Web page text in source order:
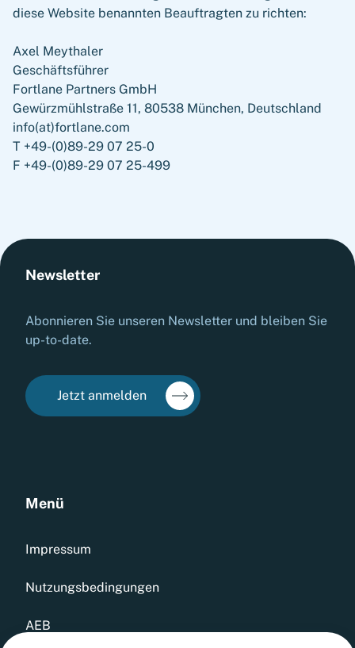
diese Website benannten Beauftragten zu richten:
Axel Meythaler
Geschäftsführer
Fortlane Partners GmbH
Gewürzmühlstraße 11, 80538 München, Deutschland
info(at)fortlane.com
T +49-(0)89-29 07 25-0
F +49-(0)89-29 07 25-499
Menü
Impressum
Nutzungsbedingungen
AEB
Newsletter
Abonnieren Sie unseren Newsletter und bleiben Sie
up-to-date.
Jetzt anmelden